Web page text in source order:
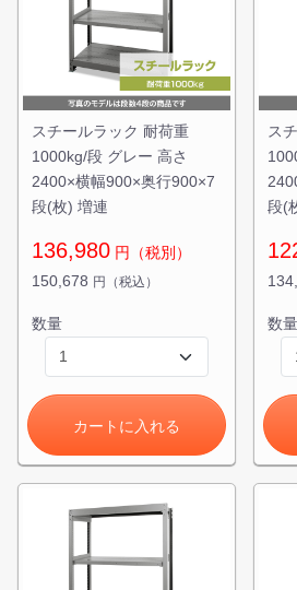
スチールラック 耐荷重
1000kg/段 グレー 高さ
2400×横幅900×奥行900×7
段(枚) 増連
136,980 円（税別）
150,678 円（税込）
数量
カートに入れる
ス
段(
数量
カートに追加しま
スチールラック3台以上の場合、見
たします！
1台でも大量導入でも無料お見積・
ます(安心保証付き)
カートへ進